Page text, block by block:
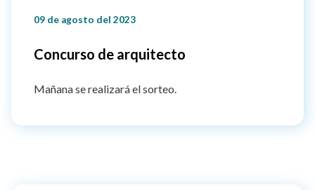
09 de agosto del 2023
Concurso de arquitecto
Mañana se realizará el sorteo.